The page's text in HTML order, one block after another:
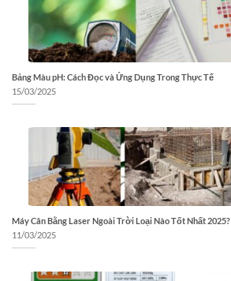
Bảng Màu pH: Cách Đọc và Ứng Dụng Trong Thực Tế
15/03/2025
Máy Cân Bằng Laser Ngoài Trời Loại Nào Tốt Nhất 2025?
11/03/2025